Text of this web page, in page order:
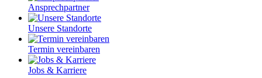
Ansprech­partner
Unsere Standorte
Termin vereinbaren
Jobs & Karriere